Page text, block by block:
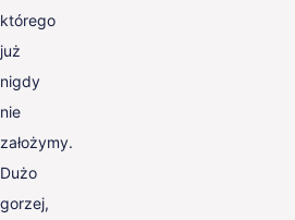
którego
już
nigdy
nie
założymy.
Dużo
gorzej,